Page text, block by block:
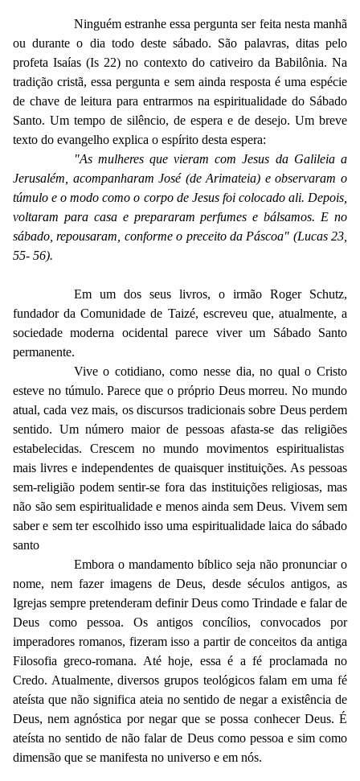
Ninguém estranhe essa pergunta ser feita nesta manhã
ou durante o dia todo deste sábado. São palavras, ditas pelo
profeta Isaías (Is 22) no contexto do cativeiro da Babilônia. Na
tradição cristã, essa pergunta e sem ainda resposta é uma espécie
de chave de leitura para entrarmos na espiritualidade do Sábado
Santo. Um tempo de silêncio, de espera e de desejo. Um breve
texto do evangelho explica o espírito desta espera:
"As mulheres que vieram com Jesus da Galileia a
Jerusalém, acompanharam José (de Arimateia) e observaram o
túmulo e o modo como o corpo de Jesus foi colocado ali. Depois,
voltaram para casa e prepararam perfumes e bálsamos. E no
sábado, repousaram, conforme o preceito da Páscoa" (Lucas 23,
55- 56).
Em um dos seus livros, o irmão Roger Schutz,
fundador da Comunidade de Taizé, escreveu que, atualmente, a
sociedade moderna ocidental parece viver um Sábado Santo
permanente.
Vive o cotidiano, como nesse dia, no qual o Cristo
esteve no túmulo. Parece que o próprio Deus morreu. No mundo
atual, cada vez mais, os discursos tradicionais sobre Deus perdem
sentido. Um número maior de pessoas afasta-se das religiões
estabelecidas. Crescem no mundo movimentos espiritualistas
mais livres e independentes de quaisquer instituições. As pessoas
sem-religião podem sentir-se fora das instituições religiosas, mas
não são sem espiritualidade e menos ainda sem Deus. Vivem sem
saber e sem ter escolhido isso uma espiritualidade laica do sábado
santo
Embora o mandamento bíblico seja não pronunciar o
nome, nem fazer imagens de Deus, desde séculos antigos, as
Igrejas sempre pretenderam definir Deus como Trindade e falar de
Deus como pessoa. Os antigos concílios, convocados por
imperadores romanos, fizeram isso a partir de conceitos da antiga
Filosofia greco-romana. Até hoje, essa é a fé proclamada no
Credo. Atualmente, diversos grupos teológicos falam em uma fé
ateísta que não significa ateia no sentido de negar a existência de
Deus, nem agnóstica por negar que se possa conhecer Deus. É
ateísta no sentido de não falar de Deus como pessoa e sim como
dimensão que se manifesta no universo e em nós.